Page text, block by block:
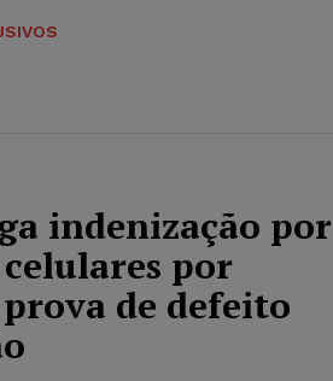
indenização por
por
de defeito